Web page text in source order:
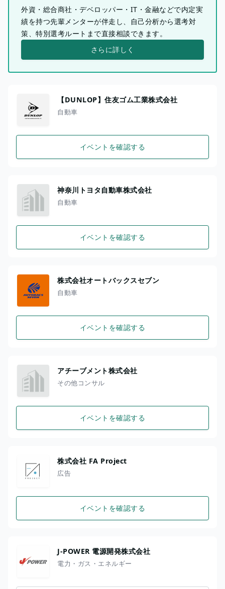
外資・総合商社・デベロッパー・IT・金融などで内定実
績を持つ先輩メンターが伴走し、自己分析から選考対
策、特別選考ルートまで直接相談できます。
さらに詳しく
【DUNLOP】住友ゴム工業株式会社
自動車
イベントを確認する
神奈川トヨタ自動車株式会社
自動車
イベントを確認する
株式会社オートバックスセブン
自動車
イベントを確認する
アチーブメント株式会社
その他コンサル
イベントを確認する
株式会社 FA Project
広告
イベントを確認する
J-POWER 電源開発株式会社
電力・ガス・エネルギー